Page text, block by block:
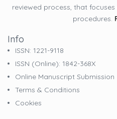
reviewed process, that
procedures.
Info
ISSN: 1221-9118
ISSN (online): 1842-368X
Online Manuscript Submission
Terms & Conditions
Cookies